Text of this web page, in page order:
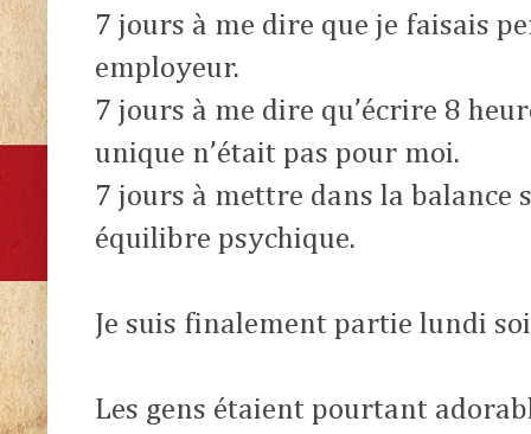
7 jours à me dire que je faisais
employeur.
7 jours à me dire qu’écrire 8
unique n’était pas pour moi.
7 jours à mettre dans la balance
équilibre psychique.
Je suis finalement partie lundi
Les gens étaient pourtant